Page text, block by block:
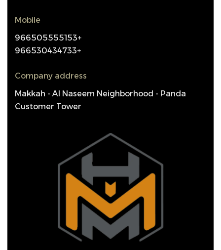
Mobile
966505555153+
966530434733+
Company address
Makkah - Al Naseem Neighborhood - Panda
Customer Tower